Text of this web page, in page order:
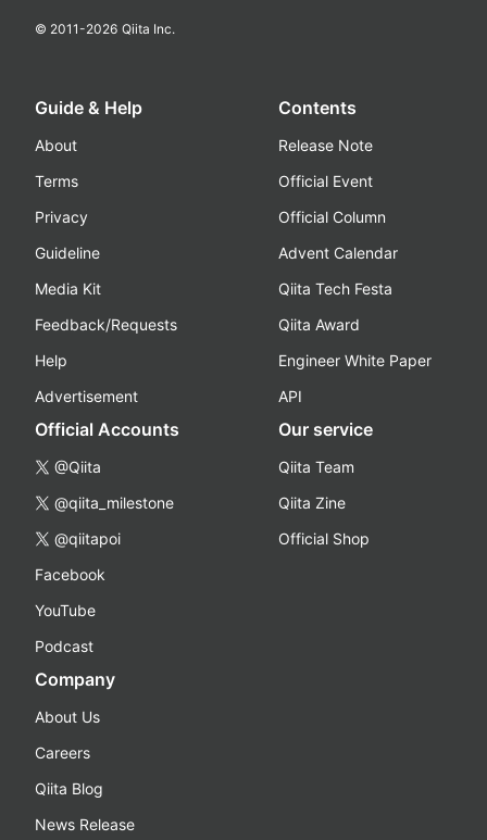
© 2011-2026 Qiita Inc.
Guide & Help
About
Terms
Privacy
Guideline
Media Kit
Feedback/Requests
Help
Advertisement
Contents
Release Note
Official Event
Official Column
Advent Calendar
Qiita Tech Festa
Qiita Award
Engineer White Paper
API
Official Accounts
@Qiita
@qiita_milestone
@qiitapoi
Facebook
YouTube
Podcast
Our service
Qiita Team
Qiita Zine
Official Shop
Company
About Us
Careers
Qiita Blog
News Release